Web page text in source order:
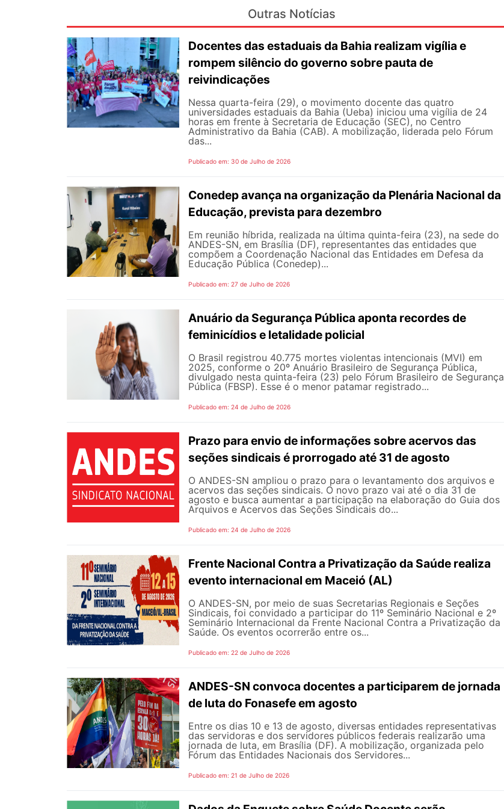
Outras Notícias
Docentes das estaduais da Bahia realizam vigília e
rompem silêncio do governo sobre pauta de
reivindicações
Nessa quarta-feira (29), o movimento docente das quatro
universidades estaduais da Bahia (Ueba) iniciou uma vigília de 24
horas em frente à Secretaria de Educação (SEC), no Centro
Administrativo da Bahia (CAB). A mobilização, liderada pelo Fórum
das...
Publicado em: 30 de Julho de 2026
Conedep avança na organização da Plenária Nacional da
Educação, prevista para dezembro
Em reunião híbrida, realizada na última quinta-feira (23), na sede do
ANDES-SN, em Brasília (DF), representantes das entidades que
compõem a Coordenação Nacional das Entidades em Defesa da
Educação Pública (Conedep)...
Publicado em: 27 de Julho de 2026
Anuário da Segurança Pública aponta recordes de
feminicídios e letalidade policial
O Brasil registrou 40.775 mortes violentas intencionais (MVI) em
2025, conforme o 20º Anuário Brasileiro de Segurança Pública,
divulgado nesta quinta-feira (23) pelo Fórum Brasileiro de Segurança
Pública (FBSP). Esse é o menor patamar registrado...
Publicado em: 24 de Julho de 2026
Prazo para envio de informações sobre acervos das
seções sindicais é prorrogado até 31 de agosto
O ANDES-SN ampliou o prazo para o levantamento dos arquivos e
acervos das seções sindicais. O novo prazo vai até o dia 31 de
agosto e busca aumentar a participação na elaboração do Guia dos
Arquivos e Acervos das Seções Sindicais do...
Publicado em: 24 de Julho de 2026
Frente Nacional Contra a Privatização da Saúde realiza
evento internacional em Maceió (AL)
O ANDES-SN, por meio de suas Secretarias Regionais e Seções
Sindicais, foi convidado a participar do 11º Seminário Nacional e 2º
Seminário Internacional da Frente Nacional Contra a Privatização da
Saúde. Os eventos ocorrerão entre os...
Publicado em: 22 de Julho de 2026
ANDES-SN convoca docentes a participarem de jornada
de luta do Fonasefe em agosto
Entre os dias 10 e 13 de agosto, diversas entidades representativas
das servidoras e dos servidores públicos federais realizarão uma
jornada de luta, em Brasília (DF). A mobilização, organizada pelo
Fórum das Entidades Nacionais dos Servidores...
Publicado em: 21 de Julho de 2026